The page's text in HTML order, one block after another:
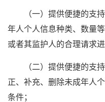
（一）提供便捷的支
年人个人信息种类、数量
或者其监护人的合理请求进
（二）提供便捷的支
正、补充、删除未成年人
条件；